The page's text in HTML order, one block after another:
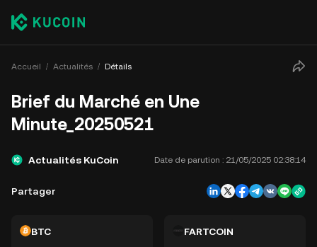
Accueil Actualités Détails
Brief du Marché en Une
Minute_20250521
Actualités KuCoin Date de parution : 21/05/2025 02:38:14
Partager
BTC FARTCOIN